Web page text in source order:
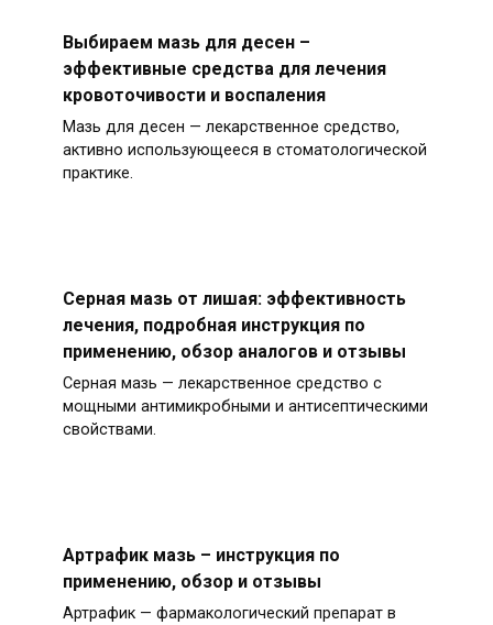
Выбираем мазь для десен –
эффективные средства для лечения
кровоточивости и воспаления
Мазь для десен — лекарственное средство,
активно использующееся в стоматологической
практике.
Серная мазь от лишая: эффективность
лечения, подробная инструкция по
применению, обзор аналогов и отзывы
Серная мазь — лекарственное средство с
мощными антимикробными и антисептическими
свойствами.
Артрафик мазь – инструкция по
применению, обзор и отзывы
Артрафик — фармакологический препарат в